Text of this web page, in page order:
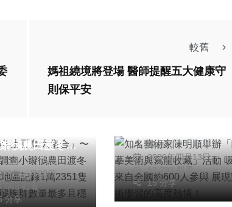
較舊
媽祖繞境將登場 醫師提醒五大健康守
則保平安
鴴農田渡冬生
林地區記錄1萬
隻 全臺小辮鴴
量最多且穩
利
年一月20日
分享
綜合新聞
自全國約600人參與
展現對藝術學習的高
度熱情！
陳信利
2026年四月13日
12,293 觀看
15 分享
聞
桐青商、斗六
綜合新聞
縣府推動特定工廠
「雙金」減半優惠